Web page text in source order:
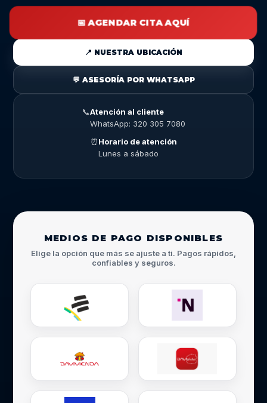
📅 AGENDAR CITA AQUÍ
📍 NUESTRA UBICACIÓN
💬 ASESORÍA POR WHATSAPP
📞Atención al cliente
WhatsApp: 320 305 7080
⏰Horario de atención
Lunes a sábado
MEDIOS DE PAGO DISPONIBLES
Elige la opción que más se ajuste a ti. Pagos rápidos,
confiables y seguros.